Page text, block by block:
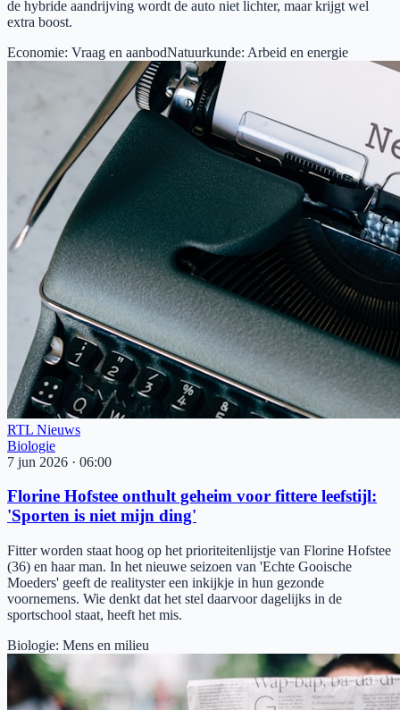
de hybride aandrijving wordt de auto niet lichter, maar krijgt wel
extra boost.
Economie: Vraag en aanbodNatuurkunde: Arbeid en energie
RTL Nieuws
Biologie
7 jun 2026 · 06:00
Florine Hofstee onthult geheim voor fittere leefstijl:
'Sporten is niet mijn ding'
Fitter worden staat hoog op het prioriteitenlijstje van Florine Hofstee
(36) en haar man. In het nieuwe seizoen van 'Echte Gooische
Moeders' geeft de realityster een inkijkje in hun gezonde
voornemens. Wie denkt dat het stel daarvoor dagelijks in de
sportschool staat, heeft het mis.
Biologie: Mens en milieu